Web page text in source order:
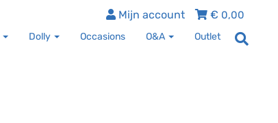
€ 0,00
Mijn account
Dolly Occasions O&A Outlet